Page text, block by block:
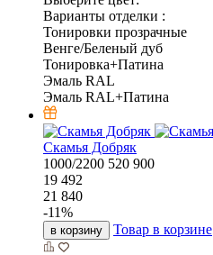
Варианты отделки :
Тонировки прозрачные
Венге/Беленый дуб
Тонировка+Патина
Эмаль RAL
Эмаль RAL+Патина
Скамья Добряк
1000/2200 520 900
19 492
21 840
-11%
в корзину Товар в корзине